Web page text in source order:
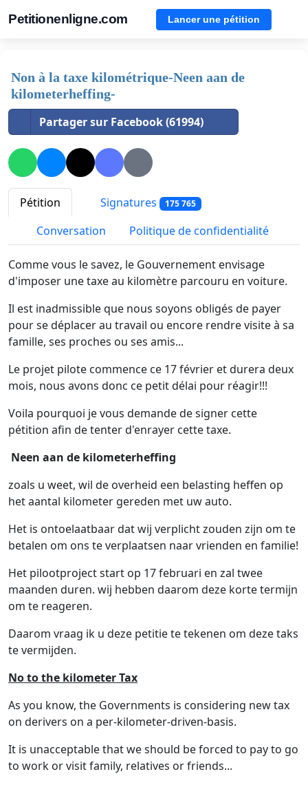
Petitionenligne.com Lancer une pétition
Non à la taxe kilométrique-Neen aan de
kilometerheffing-
Partager sur Facebook (61994)
Pétition Signatures 175 765
Conversation Politique de confidentialité
Comme vous le savez, le Gouvernement envisage
d'imposer une taxe au kilomètre parcouru en voiture.
Il est inadmissible que nous soyons obligés de payer
pour se déplacer au travail ou encore rendre visite à sa
famille, ses proches ou ses amis...
Le projet pilote commence ce 17 février et durera deux
mois, nous avons donc ce petit délai pour réagir!!!
Voila pourquoi je vous demande de signer cette
pétition afin de tenter d'enrayer cette taxe.
Neen aan de kilometerheffing
zoals u weet, wil de overheid een belasting heffen op
het aantal kilometer gereden met uw auto.
Het is ontoelaatbaar dat wij verplicht zouden zijn om te
betalen om ons te verplaatsen naar vrienden en familie!
Het pilootproject start op 17 februari en zal twee
maanden duren. wij hebben daarom deze korte termijn
om te reageren.
Daarom vraag ik u deze petitie te tekenen om deze taks
te vermijden.
No to the kilometer Tax
As you know, the Governments is considering new tax
on derivers on a per-kilometer-driven-basis.
It is unacceptable that we should be forced to pay to go
to work or visit family, relatives or friends...